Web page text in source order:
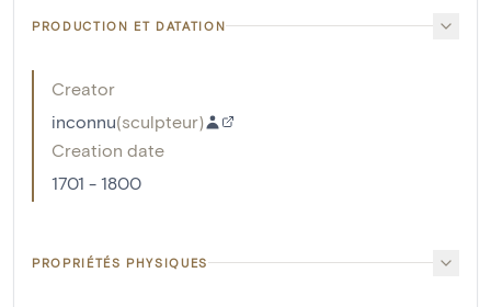
PRODUCTION ET DATATION
Creator
inconnu(sculpteur)
Creation date
1701 - 1800
PROPRIÉTÉS PHYSIQUES